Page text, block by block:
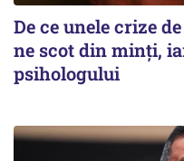
De ce unele crize
ne scot din minți,
psihologului